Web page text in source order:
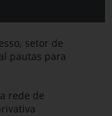
setor de
pautas para
rede de